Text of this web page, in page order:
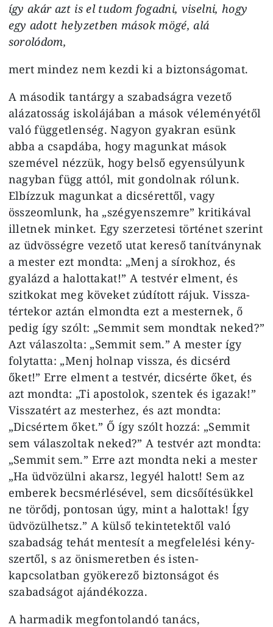
így akár azt is el tudom fogadni, viselni, hogy
egy adott helyzetben mások mögé, alá
sorolódom,
mert mindez nem kezdi ki a bizton­ságomat.
A második tantárgy a szabadság­ra vezető
alázatosság iskolájában a mások véleményétől
való függet­lenség. Nagyon gyakran esünk
abba a csapdába, hogy magunkat mások
szemével nézzük, hogy belső egyen­súlyunk
nagyban függ attól, mit gon­dolnak rólunk.
Elbízzuk magunkat a dicsérettől, vagy
összeomlunk, ha „szégyenszemre” kritikával
illetnek minket. Egy szerzetesi történet sze­rint
az üdvösségre vezető utat kereső tanítványnak
a mester ezt mondta: „Menj a sírokhoz, és
gyalázd a halot­takat!” A testvér elment, és
szitkokat meg köveket zúdított rájuk. Vissza­
tértekor aztán elmondta ezt a mes­ternek, ő
pedig így szólt: „Semmit sem mondtak neked?”
Azt válaszol­ta: „Semmit sem.” A mester így
foly­tatta: „Menj holnap vissza, és dicsérd
őket!” Erre elment a testvér, dicsér­te őket, és
azt mondta: „Ti aposto­lok, szentek és igazak!”
Visszatért az mesterhez, és azt mondta:
„Dicsér­tem őket.” Ő így szólt hozzá: „Sem­mit
sem válaszoltak neked?” A test­vér azt mondta:
„Semmit sem.” Erre azt mondta neki a mester
„Ha üd­vözülni akarsz, legyél halott! Sem az
emberek becsmérlésével, sem di­csőítésükkel
ne törődj, pontosan úgy, mint a halottak! Így
üdvözülhetsz.” A külső tekintetektől való
szabadság tehát mentesít a megfelelési kény­
szertől, s az önismeretben és isten­
kapcsolatban gyökerező biztonságot és
szabadságot ajándékozza.
A harmadik megfontolandó ta­nács,